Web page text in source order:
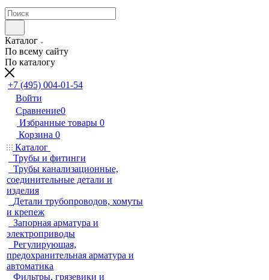
Каталог
По всему сайту
По каталогу
+7 (495) 004-01-54
Войти
Сравнение0
Избранные товары 0
Корзина 0
Каталог
Трубы и фитинги
Трубы канализационные,
соединительные детали и
изделия
Детали трубопроводов, хомуты
и крепеж
Запорная арматура и
электроприводы
Регулирующая,
предохранительная арматура и
автоматика
Фильтры, грязевики и